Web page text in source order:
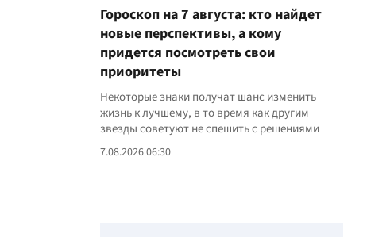
Гороскоп на 7 августа: кто найдет
новые перспективы, а кому
придется посмотреть свои
приоритеты
Некоторые знаки получат шанс изменить
жизнь к лучшему, в то время как другим
звезды советуют не спешить с решениями
7.08.2026 06:30